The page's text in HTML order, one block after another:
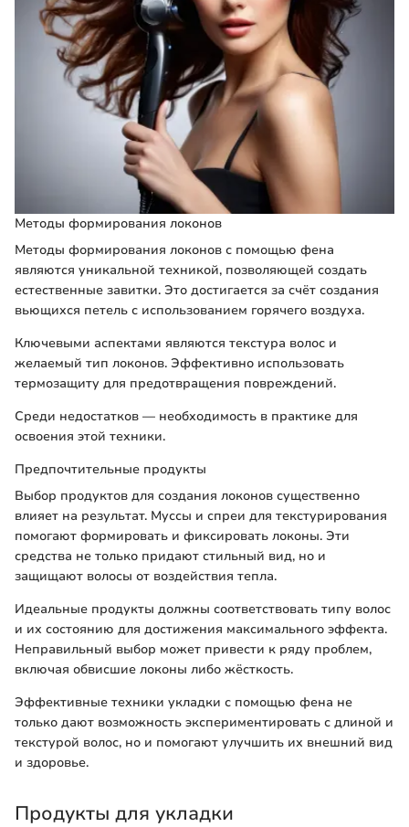
Методы формирования локонов
Методы формирования локонов с помощью фена
являются уникальной техникой, позволяющей создать
естественные завитки. Это достигается за счёт создания
вьющихся петель с использованием горячего воздуха.
Ключевыми аспектами являются текстура волос и
желаемый тип локонов. Эффективно использовать
термозащиту для предотвращения повреждений.
Среди недостатков — необходимость в практике для
освоения этой техники.
Предпочтительные продукты
Выбор продуктов для создания локонов существенно
влияет на результат. Муссы и спреи для текстурирования
помогают формировать и фиксировать локоны. Эти
средства не только придают стильный вид, но и
защищают волосы от воздействия тепла.
Идеальные продукты должны соответствовать типу волос
и их состоянию для достижения максимального эффекта.
Неправильный выбор может привести к ряду проблем,
включая обвисшие локоны либо жёсткость.
Эффективные техники укладки с помощью фена не
только дают возможность экспериментировать с длиной и
текстурой волос, но и помогают улучшить их внешний вид
и здоровье.
Продукты для укладки